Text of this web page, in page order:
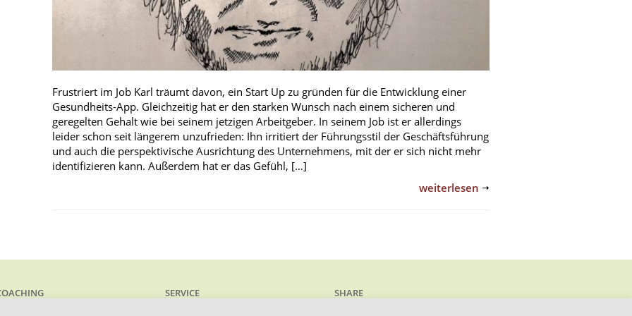
Frustriert im Job Karl träumt davon, ein Start Up zu gründen für die Entwicklung einer
Gesundheits-App. Gleichzeitig hat er den starken Wunsch nach einem sicheren und
geregelten Gehalt wie bei seinem jetzigen Arbeitgeber. In seinem Job ist er allerdings
leider schon seit längerem unzufrieden: Ihn irritiert der Führungsstil der Geschäftsführung
und auch die perspektivische Ausrichtung des Unternehmens, mit der er sich nicht mehr
identifizieren kann. Außerdem hat er das Gefühl, […]
weiterlesen
SERVICE SHARE